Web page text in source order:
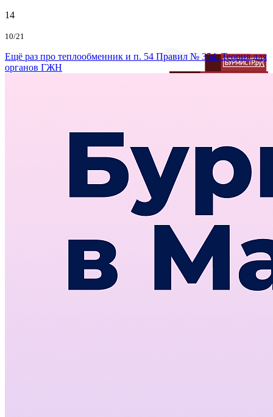
14
10/21
Ещё раз про теплообменник и п. 54 Правил № 354. Теория для
органов ГЖН